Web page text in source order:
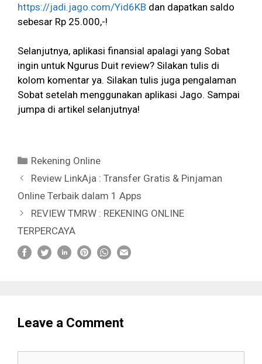
https://jadi.jago.com/Yid6KB dan dapatkan saldo
sebesar Rp 25.000,-!
Selanjutnya, aplikasi finansial apalagi yang Sobat
ingin untuk Ngurus Duit review? Silakan tulis di
kolom komentar ya. Silakan tulis juga pengalaman
Sobat setelah menggunakan aplikasi Jago. Sampai
jumpa di artikel selanjutnya!
Categories
Rekening Online
Review LinkAja : Transfer Gratis & Pinjaman
Online Terbaik dalam 1 Apps
REVIEW TMRW : REKENING ONLINE
TERPERCAYA
Leave a Comment